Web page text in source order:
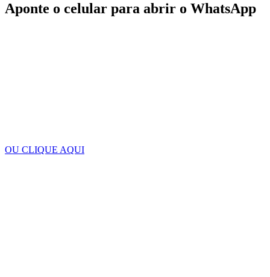
Aponte o celular para abrir o WhatsApp
OU CLIQUE AQUI